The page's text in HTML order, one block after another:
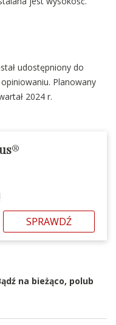
udostępniony do
Planowany
2024 r.
®
SPRAWDŹ
na bieżąco, polub